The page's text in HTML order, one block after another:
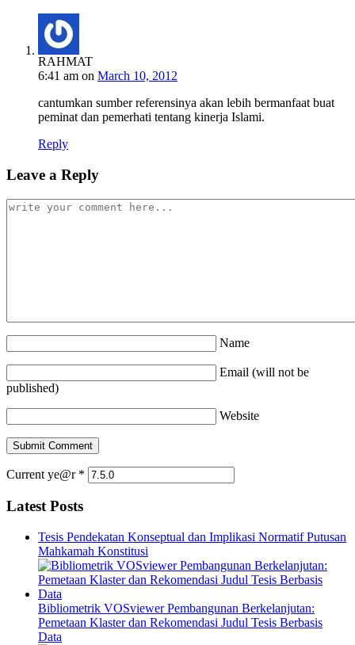
RAHMAT
6:41 am on March 10, 2012
cantumkan sumber referensinya akan lebih bermanfaat buat
peminat dan pemerhati tentang kinerja Islami.
Reply
Leave a Reply
Name
Email (will not be
published)
Website
Current ye@r *
Latest Posts
Tesis Pendekatan Konseptual dan Implikasi Normatif Putusan
Mahkamah Konstitusi
Bibliometrik VOSviewer Pembangunan Berkelanjutan:
Pemetaan Klaster dan Rekomendasi Judul Tesis Berbasis
Data